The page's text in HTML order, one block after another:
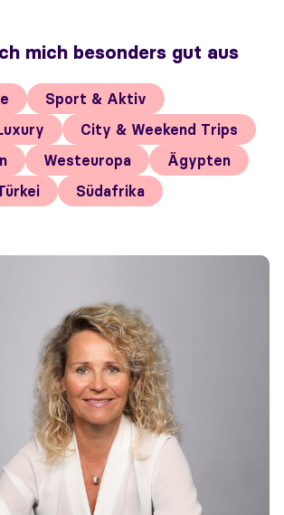
mich besonders gut aus
Sport & Aktiv
City & Weekend Trips
Westeuropa
Ägypten
Südafrika